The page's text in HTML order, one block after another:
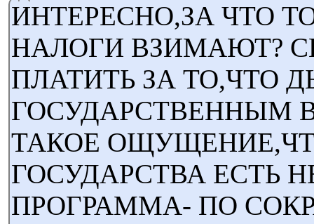
ИНТЕРЕСНО,ЗА ЧТО
НАЛОГИ ВЗИМАЮТ?
ПЛАТИТЬ ЗА ТО,ЧТО
ГОСУДАРСТВЕННЫМ
ТАКОЕ
ГОСУДАРСТВА ЕСТЬ
ПРОГРАММА- ПО